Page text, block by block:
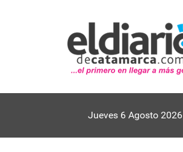
Jueves 6 Agosto 2026